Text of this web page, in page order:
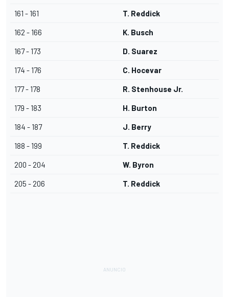
161 - 161 T. Reddick
162 - 166 K. Busch
167 - 173 D. Suarez
174 - 176 C. Hocevar
177 - 178 R. Stenhouse Jr.
179 - 183 H. Burton
184 - 187 J. Berry
188 - 199 T. Reddick
200 - 204 W. Byron
205 - 206 T. Reddick